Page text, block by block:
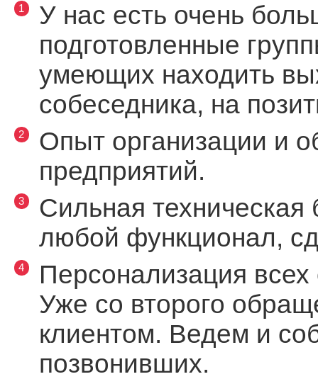
У нас есть очень
подготовленные
умеющих находить
собеседника, на
Опыт организации и
предприятий.
Сильная техническая
любой функционал,
Персонализация
Уже со второго
клиентом. Ведем и
позвонивших.